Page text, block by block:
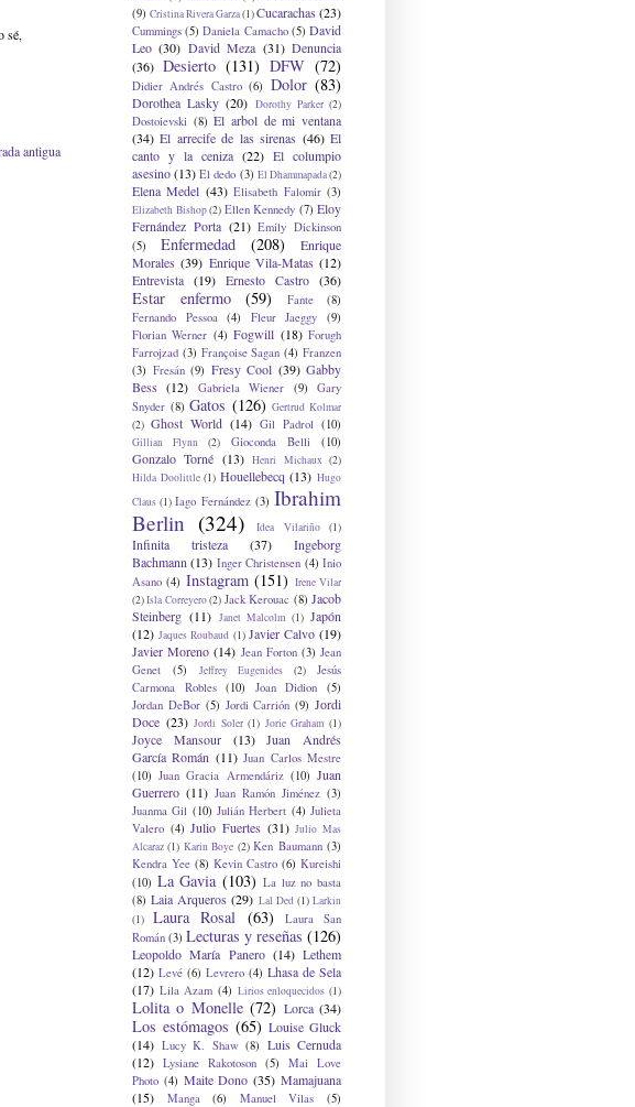
sé,
antigua
(9) Cristina Rivera Garza(1)Cucarachas (23)
Cummings (5) Daniela Camacho (5) David
Leo (30) David Meza (31) Denuncia
(36) Desierto (131) DFW (72)
Didier Andrés Castro (6) Dolor (83)
Dorothea Lasky (20) Dorothy Parker (2)
Dostoievski (8) El arbol de mi ventana
(34) El arrecife de las sirenas (46) El
canto y la ceniza (22) El columpio
asesino(13) El dedo (3) El Dhammapada(2)
Elena Medel (43) Elisabeth Falomir (3)
Elizabeth Bishop(2) Ellen Kennedy (7) Eloy
Fernández Porta (21) Emily Dickinson
(5)
Enfermedad (208)
Enrique
Morales (39) Enrique Vila-Matas (12)
Entrevista (19) Ernesto Castro (36)
Estar enfermo (59) Fante
(8)
Fernando Pessoa
(4) Fleur Jaeggy
(9)
Florian Werner (4) Fogwill (18) Forugh
Farrojzad (3) Françoise Sagan (4) Franzen
(3) Fresán (9) Fresy Cool (39) Gabby
Bess (12) Gabriela Wiener (9)
Gary
Snyder (8) Gatos (126) Gertrud Kolmar
(2) Ghost World (14) Gil Padrol (10)
Gillian Flynn (2) Gioconda Belli (10)
Gonzalo Torné (13) Henri Michaux (2)
Hilda Doolittle (1) Houellebecq (13) Hugo
Claus (1) Iago Fernández (3) Ibrahim
Berlin (324) Idea Vilariño (1)
Infinita tristeza (37)
Ingeborg
Bachmann (13) Inger Christensen (4) Inio
Asano (4) Instagram (151) Irene Vilar
(2)Isla Correyero(2) Jack Kerouac (8) Jacob
Steinberg (11) Janet Malcolm (1) Japón
(12) Jaques Roubaud (1) Javier Calvo (19)
Javier Moreno (14) Jean Forton (3) Jean
Genet
(5) Jeffrey Eugenides (2)
Jesús
Carmona Robles
(10) Joan Didion
(5)
Jordan DeBor (5) Jordi Carrión (9) Jordi
Doce (23) Jordi Soler (1) Jorie Graham (1)
Joyce Mansour (13)
Juan Andrés
García Román (11) Juan Carlos Mestre
(10) Juan Gracia Armendáriz (10) Juan
Guerrero (11) Juan Ramón Jiménez (3)
Juanma Gil (10) Julián Herbert (4) Julieta
Valero (4) Julio Fuertes (31) Julio Mas
Alcaraz (1) Karin Boye (2) Ken Baumann (3)
Kendra Yee (8) Kevin Castro (6) Kureishi
(10) La Gavia (103) La luz no basta
(8) Laia Arqueros (29) Lal Ded (1) Larkin
(1)
Laura Rosal (63)
Laura San
Román (3) Lecturas y reseñas (126)
Leopoldo María Panero (14) Lethem
(12) Levé (6) Levrero (4) Lhasa de Sela
(17) Lila Azam (4) Lirios enloquecidos (1)
Lolita o Monelle (72) Lorca (34)
Los estómagos (65) Louise Gluck
(14) Lucy K. Shaw (8) Luis Cernuda
(12) Lysiane Rakotoson (5)
Mai Love
Photo (4) Maite Dono (35) Mamajuana
(15)
Manga (6) Manuel Vilas (5)